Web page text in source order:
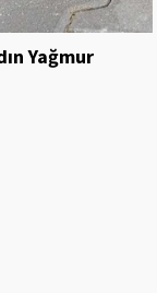
Yağmur